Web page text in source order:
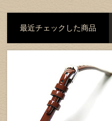
最近チェックした商品